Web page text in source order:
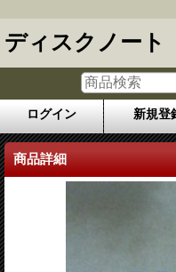
ディスクノート
ログイン 新規登
商品詳細